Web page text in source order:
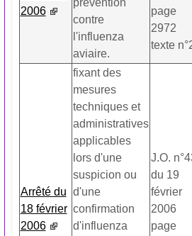
2006
prévention
contre
l'influenza
aviaire.
page
2972
texte
Arrêté du
18 février
2006
fixant des
mesures
techniques et
administratives
applicables
lors d'une
suspicion ou
d'une
confirmation
d'influenza
J.O.
du 19
février
2006
page